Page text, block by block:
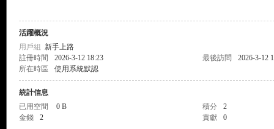
活躍概況
用戶組 新手上路
註冊時間
2026-3-12 18:23 最後訪問
2026-3-12
所在時區
使用系統默認
統計信息
已用空間
0 B 積分
2
金錢
2 貢獻 0